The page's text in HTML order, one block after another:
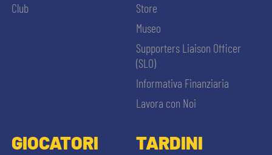
Club
Store
Museo
Supporters Liaison Officer
(SLO)
Informativa Finanziaria
Lavora con Noi
GIOCATORI TARDINI